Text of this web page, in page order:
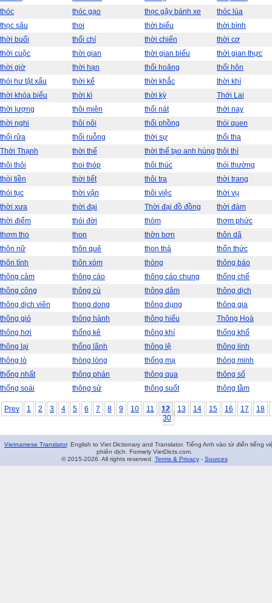
thóc
thóc gạo thọc gậy bánh xe
thóc lúa
thọc sâu
thoi thời biểu
thời bình
thời buổi
thối chí thời chiến
thời cơ
thời cuộc
thời gian thời gian biểu
thời gian thực
thời giờ
thời hạn thối hoăng
thối hôn
thói hư tật xấu
thời kế thời khắc
thời khí
thời khóa biểu
thời kì thời kỳ
Thới Lai
thời lượng
thôi miên thối nát
thời nay
thời nghi
thôi nôi thổi phồng
thói quen
thối rữa
thối ruỗng thời sự
thối tha
Thới Thạnh
thời thế thời thế tạo anh hùng thôi thì
thôi thôi
thoi thóp thôi thúc
thói thường
thòi tiền
thời tiết thôi tra
thời trang
thói tục
thời vận thôi việc
thời vụ
thời xưa
thời đại Thời đại đồ đồng
thời đàm
thời điểm
thói đời thòm
thơm phức
thơm tho
thon thờn bơn
thôn dã
thôn nữ
thôn quê thon thả
thổn thức
thôn tính
thôn xóm thòng
thông báo
thông cảm
thông cáo thông cáo chung
thống chế
thông công
thông cù thông dâm
thông dịch
thông dịch viên
thong dong thông dụng
thông gia
thông gió
thông hành thông hiểu
Thông Hoà
thông hơi
thống kê thông khí
thống khổ
thông lại
thống lãnh thông lệ
thông linh
thông lò
thòng lòng thống mạ
thông minh
thống nhất
thông phán thông qua
thông số
thống soái
thông sử thông suốt thông tầm
Prev 1 2 3 4 5 6 7 8 9 10 11 12 13 14 15 16 17
18
30
Vietnamese Translator. English to Viet Dictionary and Translator. Tiếng Anh vào từ điển tiếng
phiên dịch. Formely VietDicts.com.
© 2015-2026. All rights reserved. Terms & Privacy- Sources